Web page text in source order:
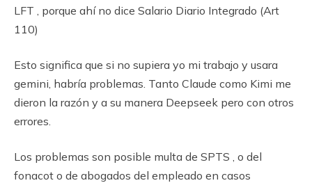
LFT , porque ahí no dice Salario Diario Integrado (Art
110)
Esto significa que si no supiera yo mi trabajo y usara
gemini, habría problemas. Tanto Claude como Kimi me
dieron la razón y a su manera Deepseek pero con otros
errores.
Los problemas son posible multa de SPTS , o del
fonacot o de abogados del empleado en casos